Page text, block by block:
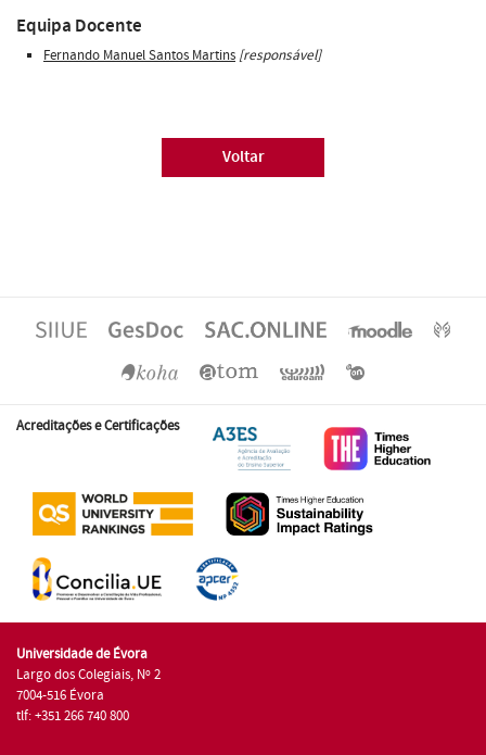
Equipa Docente
Fernando Manuel Santos Martins [responsável]
Voltar
Acreditações e Certificações
Universidade de Évora
Largo dos Colegiais, Nº 2
7004-516 Évora
tlf: +351 266 740 800